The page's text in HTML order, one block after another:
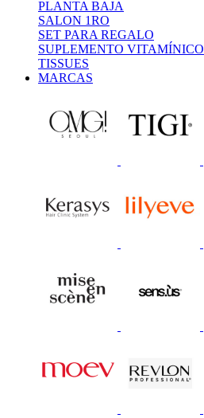
PLANTA BAJA
SALON 1RO
SET PARA REGALO
SUPLEMENTO VITAMÍNICO
TISSUES
MARCAS